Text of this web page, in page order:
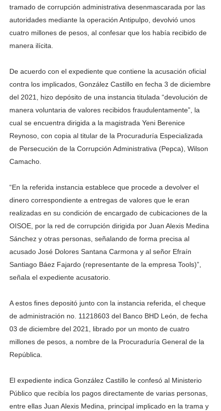
tramado de corrupción administrativa desenmascarada por las
autoridades mediante la operación Antipulpo, devolvió unos
cuatro millones de pesos, al confesar que los había recibido de
manera ilícita.
De acuerdo con el expediente que contiene la acusación oficial
contra los implicados, González Castillo en fecha 3 de diciembre
del 2021, hizo depósito de una instancia titulada “devolución de
manera voluntaria de valores recibidos fraudulentamente”, la
cual se encuentra dirigida a la magistrada Yeni Berenice
Reynoso, con copia al titular de la Procuraduría Especializada
de Persecución de la Corrupción Administrativa (Pepca), Wilson
Camacho.
“En la referida instancia establece que procede a devolver el
dinero correspondiente a entregas de valores que le eran
realizadas en su condición de encargado de cubicaciones de la
OISOE, por la red de corrupción dirigida por Juan Alexis Medina
Sánchez y otras personas, señalando de forma precisa al
acusado José Dolores Santana Carmona y al señor Efraín
Santiago Báez Fajardo (representante de la empresa Tools)”,
señala el expediente acusatorio.
A estos fines depositó junto con la instancia referida, el cheque
de administración no. 11218603 del Banco BHD León, de fecha
03 de diciembre del 2021, librado por un monto de cuatro
millones de pesos, a nombre de la Procuraduría General de la
República.
El expediente indica González Castillo le confesó al Ministerio
Público que recibía los pagos directamente de varias personas,
entre ellas Juan Alexis Medina, principal implicado en la trama y